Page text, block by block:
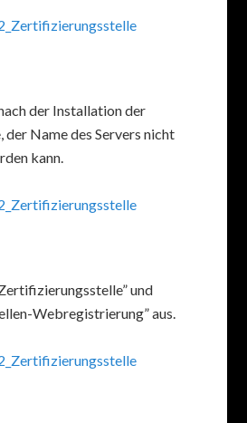
der Installation der
Name des Servers nicht
kann.
und
Webregistrierung” aus.